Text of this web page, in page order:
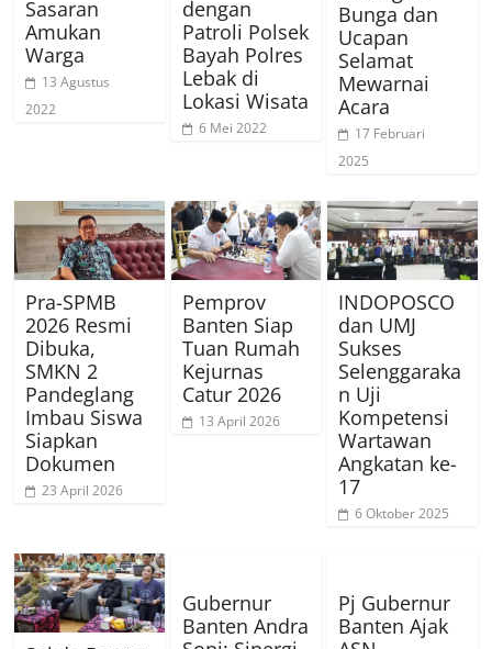
Sasaran
Amukan
Warga
13 Agustus
2022
dengan
Patroli Polsek
Bayah Polres
Lebak di
Lokasi Wisata
6 Mei 2022
Bunga dan
Ucapan
Selamat
Mewarnai
Acara
17 Februari
2025
Pra-SPMB
2026 Resmi
Dibuka,
SMKN 2
Pandeglang
Imbau Siswa
Siapkan
Dokumen
23 April 2026
Pemprov
Banten Siap
Tuan Rumah
Kejurnas
Catur 2026
13 April 2026
INDOPOSCO
dan UMJ
Sukses
Selenggaraka
n Uji
Kompetensi
Wartawan
Angkatan ke-
17
6 Oktober 2025
Gubernur
Banten Andra
Pj Gubernur
Banten Ajak